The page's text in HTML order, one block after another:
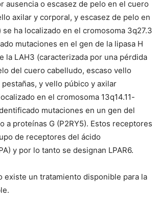
ausencia o escasez de pelo en el cuero
axilar y corporal, y escasez de pelo en
se ha localizado en el cromosoma 3q27.3
mutaciones en el gen de la lipasa H
la LAH3 (caracterizada por una pérdida
del cuero cabelludo, escaso vello
y vello púbico y axilar
en el cromosoma 13q14.11-
mutaciones en un gen del
a proteínas G (P2RY5). Estos receptores
de receptores del ácido
y por lo tanto se designan LPAR6.
existe un tratamiento disponible para la